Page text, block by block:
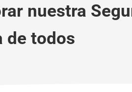
nuestra
de todos